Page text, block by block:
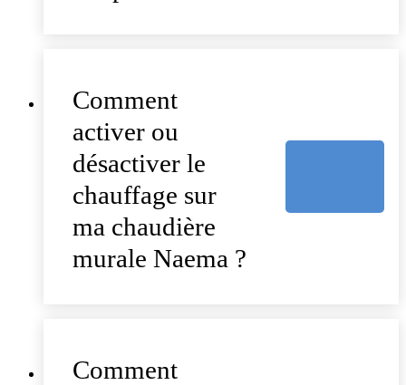
Comment
activer ou
désactiver le
chauffage sur
ma chaudière
murale Naema ?
Comment